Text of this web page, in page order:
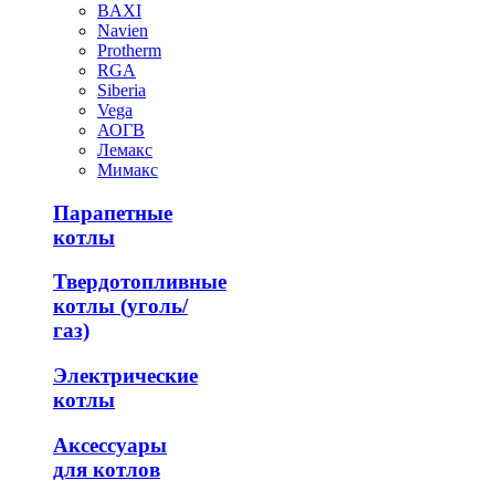
BAXI
Navien
Protherm
RGA
Siberia
Vega
АОГВ
Лемакс
Мимакс
Парапетные
котлы
Твердотопливные
котлы (уголь/
газ)
Электрические
котлы
Аксессуары
для котлов